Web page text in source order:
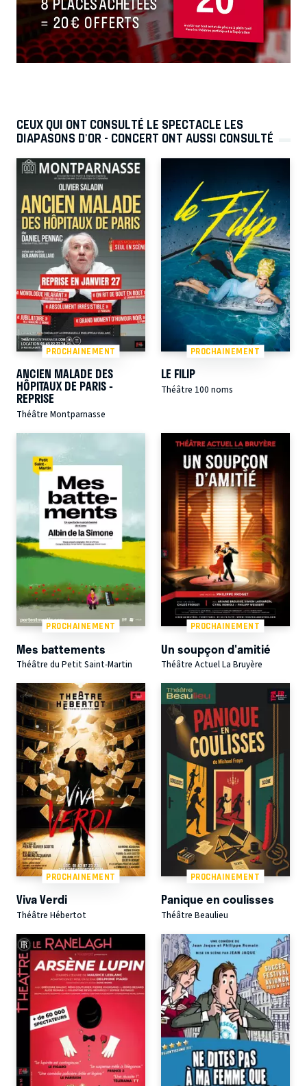
CEUX QUI ONT CONSULTÉ LE SPECTACLE LES
DIAPASONS D'OR - CONCERT ONT AUSSI CONSULTÉ
PROCHAINEMENT
ANCIEN MALADE DES
HÔPITAUX DE PARIS -
REPRISE
Théâtre Montparnasse
PROCHAINEMENT
LE FILIP
Théâtre 100 noms
PROCHAINEMENT
Mes battements
Théâtre du Petit Saint-Martin
PROCHAINEMENT
Un soupçon d'amitié
Théâtre Actuel La Bruyère
PROCHAINEMENT
Viva Verdi
Théâtre Hébertot
PROCHAINEMENT
Panique en coulisses
Théâtre Beaulieu